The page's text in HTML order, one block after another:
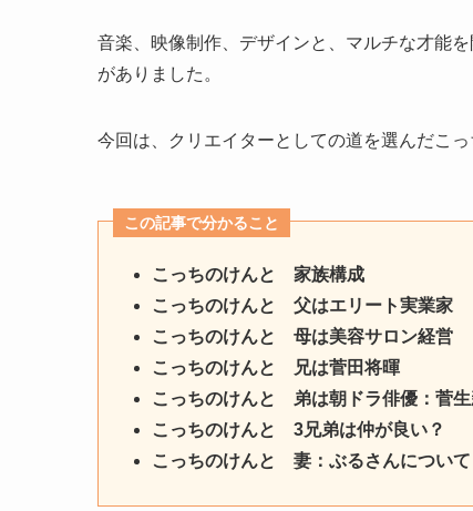
音楽、映像制作、デザインと、マルチな才能
がありました。
今回は、クリエイターとしての道を選んだこ
この記事で分かること
こっちのけんと
家族構成
こっちのけんと 父はエリート実業家
こっちのけんと 母は美容サロン経営
こっちのけんと 兄は菅田将暉
こっちのけんと 弟は朝ドラ俳優：菅
こっちのけんと 3兄弟は仲が良い？
こっちのけんと 妻：ぶるさんについて